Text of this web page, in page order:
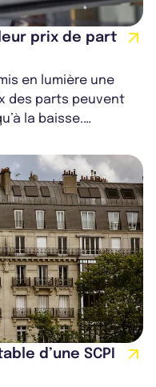
prix de part
en lumière une
des parts peuvent
la baisse.
d’une SCPI